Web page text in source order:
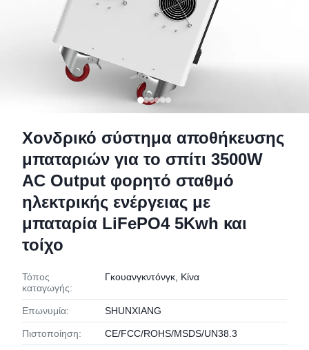
Χονδρικό σύστημα αποθήκευσης
μπαταριών για το σπίτι 3500W
AC Output φορητό σταθμό
ηλεκτρικής ενέργειας με
μπαταρία LiFePO4 5Kwh και
τοίχο
Τόπος
καταγωγής:
Γκουανγκντόνγκ, Κίνα
Επωνυμία: SHUNXIANG
Πιστοποίηση: CE/FCC/ROHS/MSDS/UN38.3